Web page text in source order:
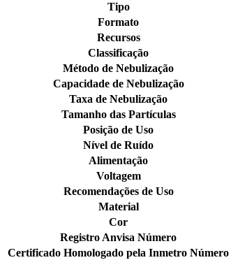
Tipo
Formato
Recursos
Classificação
Método de Nebulização
Capacidade de Nebulização
Taxa de Nebulização
Tamanho das Partículas
Posição de Uso
Nível de Ruído
Alimentação
Voltagem
Recomendações de Uso
Material
Cor
Registro Anvisa Número
Certificado Homologado pela Inmetro Número